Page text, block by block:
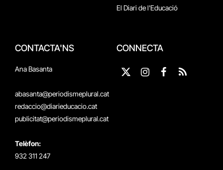
El Diari de l'Educació
CONTACTA'NS
Ana Basanta
abasanta@periodismeplural.cat
redaccio@diarieducacio.cat
publicitat@periodismeplural.cat
Telèfon:
932 311 247
CONNECTA
X
Instagram
Facebook
RSS